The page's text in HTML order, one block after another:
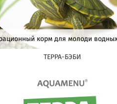
корм для молоди
ТЕРРА-БЭБИ